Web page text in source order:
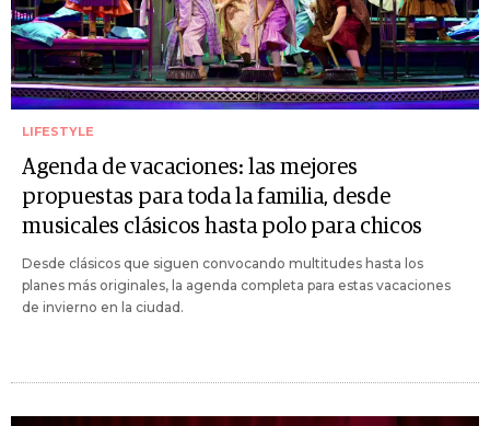
LIFESTYLE
Agenda de vacaciones: las mejores
propuestas para toda la familia, desde
musicales clásicos hasta polo para chicos
Desde clásicos que siguen convocando multitudes hasta los
planes más originales, la agenda completa para estas vacaciones
de invierno en la ciudad.